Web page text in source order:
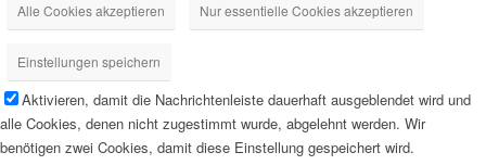
Alle Cookies akzeptieren Nur essentielle Cookies akzeptieren
Einstellungen speichern
Aktivieren, damit die Nachrichtenleiste dauerhaft ausgeblendet wird und
alle Cookies, denen nicht zugestimmt wurde, abgelehnt werden. Wir
benötigen zwei Cookies, damit diese Einstellung gespeichert wird.